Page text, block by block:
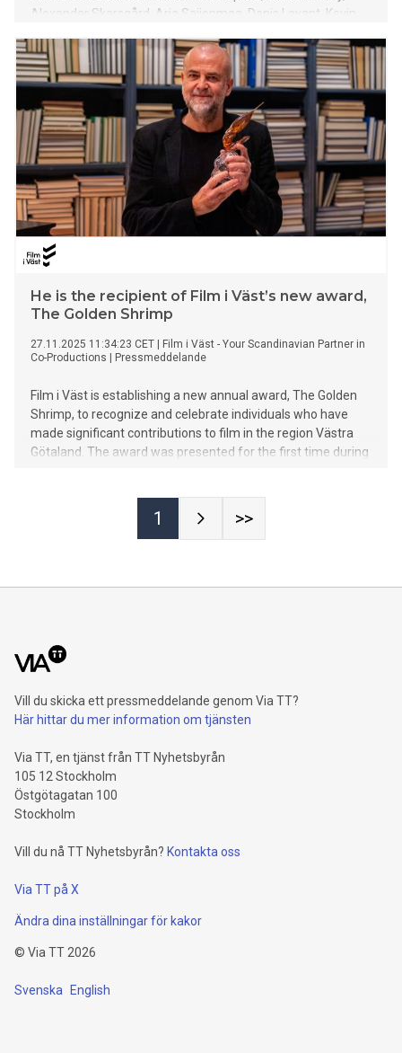
Alexander Skarsgård, Arja Saijonmaa, Denis Lavant, Kevin
Johannes Kuhnke och Anna Mouglalis.
He is the recipient of Film i Väst’s new award,
The Golden Shrimp
27.11.2025 11:34:23 CET
Film i Väst - Your Scandinavian Partner in
Co-Productions
Pressmeddelande
Film i Väst is establishing a new annual award, The Golden
Shrimp, to recognize and celebrate individuals who have
made significant contributions to film in the region Västra
Götaland. The award was presented for the first time during
producer Lars Jönsson, one of Swedish cinema’s most
influential creatives and a central force in the West Swedish
1 >>
Vill du skicka ett pressmeddelande genom Via TT?
Här hittar du mer information om tjänsten
Via TT, en tjänst från TT Nyhetsbyrån
105 12 Stockholm
Östgötagatan 100
Stockholm
Vill du nå TT Nyhetsbyrån? Kontakta oss
Via TT på X
Ändra dina inställningar för kakor
© Via TT2026
Svenska English